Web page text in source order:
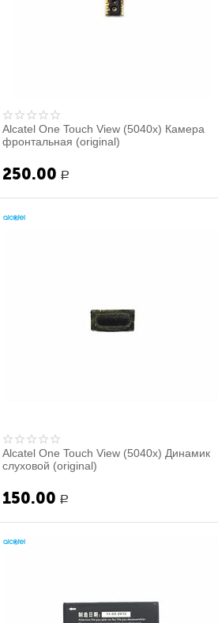
Alcatel One Touch View (5040x) Камера
фронтальная (original)
250.00 Р
Alcatel One Touch View (5040x) Динамик
слуховой (original)
150.00 Р